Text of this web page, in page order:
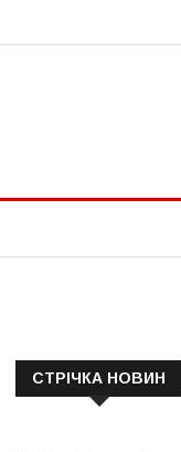
СТРІЧКА НОВИН